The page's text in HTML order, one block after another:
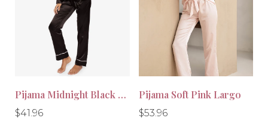
-30%
Pijama Midnight Black Largo
Precio
$41.96
Precio
-10%
Pijama Soft Pink Largo
Precio
$53.96
Precio